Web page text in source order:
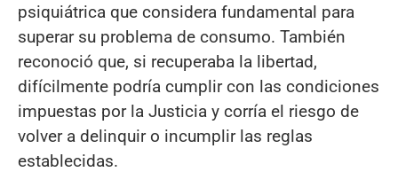
psiquiátrica que considera fundamental para
superar su problema de consumo. También
reconoció que, si recuperaba la libertad,
difícilmente podría cumplir con las condiciones
impuestas por la Justicia y corría el riesgo de
volver a delinquir o incumplir las reglas
establecidas.